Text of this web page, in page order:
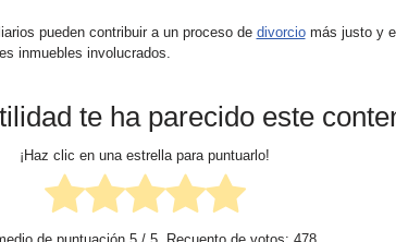
pueden contribuir a un proceso de divorciomás justo y
inmuebles involucrados.
te ha parecido este
¡Haz clic en una estrella para puntuarlo!